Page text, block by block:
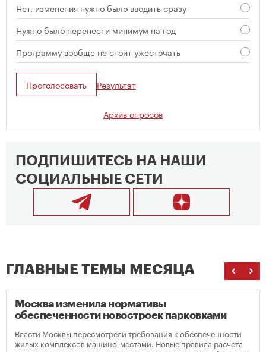
Нет, изменения нужно было вводить сразу
Нужно было перенести минимум на год
Программу вообще не стоит ужесточать
Проголосовать Результат
Архив опросов
ПОДПИШИТЕСЬ НА НАШИ
СОЦИАЛЬНЫЕ СЕТИ
ГЛАВНЫЕ ТЕМЫ МЕСЯЦА
Москва изменила нормативы
обеспеченности новостроек парковками
Власти Москвы пересмотрели требования к обеспеченности
жилых комплексов машино-местами. Новые правила расчета